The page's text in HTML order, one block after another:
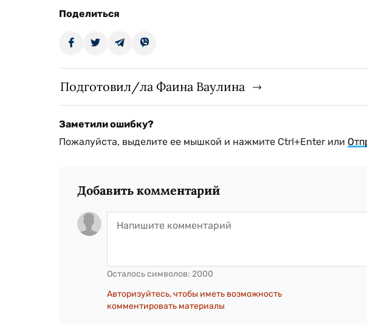
Поделиться
Подготовил/ла Фаина Ваулина
Заметили ошибку?
Пожалуйста, выделите ее мышкой и нажмите Ctrl+Enter или
Добавить комментарий
Осталось символов: 2000
Авторизуйтесь, чтобы иметь возможность
комментировать материалы